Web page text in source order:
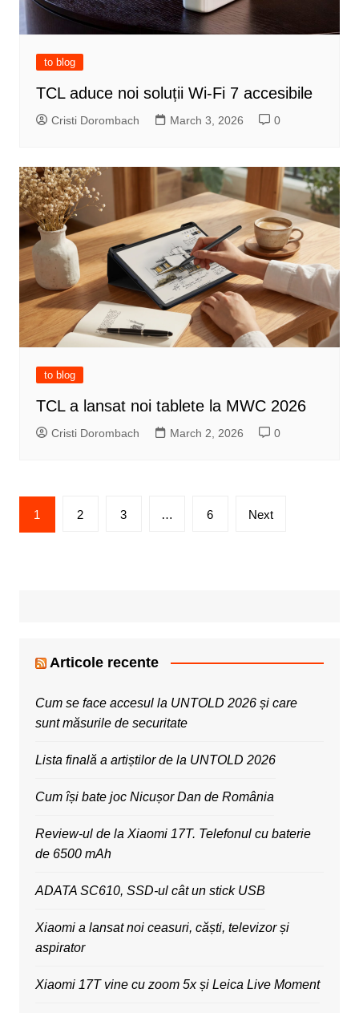
to blog
TCL aduce noi soluții Wi-Fi 7 accesibile
Cristi Dorombach March 3, 2026 0
to blog
TCL a lansat noi tablete la MWC 2026
Cristi Dorombach March 2, 2026 0
Posts
pagination
1 2 3 … 6 Next
Articole recente
Cum se face accesul la UNTOLD 2026 și care
sunt măsurile de securitate
Lista finală a artiștilor de la UNTOLD 2026
Cum își bate joc Nicușor Dan de România
Review-ul de la Xiaomi 17T. Telefonul cu baterie
de 6500 mAh
ADATA SC610, SSD-ul cât un stick USB
Xiaomi a lansat noi ceasuri, căști, televizor și
aspirator
Xiaomi 17T vine cu zoom 5x și Leica Live Moment